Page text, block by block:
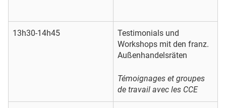
13h30-14h45
Testimonials und
Workshops mit den franz.
Außenhandelsräten
Témoignages et groupes
de travail avec les CCE